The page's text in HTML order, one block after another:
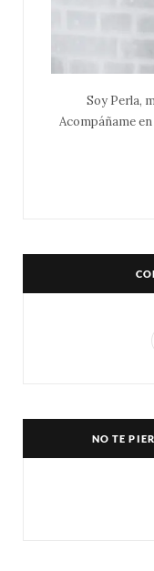
Soy Perla,
Acompáñame
NO TE